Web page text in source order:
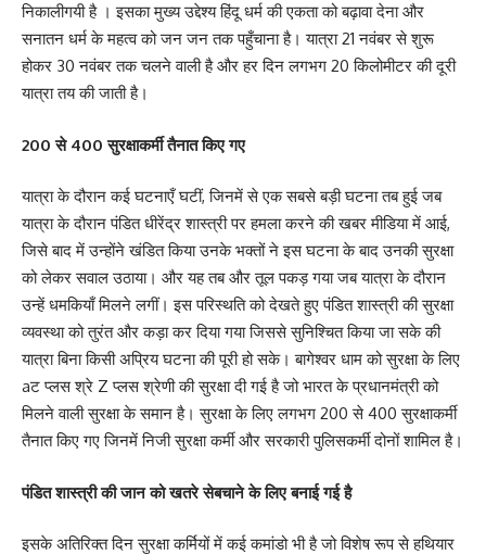
निकालीगयी है । इसका मुख्य उद्देश्य हिंदू धर्म की एकता को बढ़ावा देना और
सनातन धर्म के महत्व को जन जन तक पहुँचाना है। यात्रा 21 नवंबर से शुरू
होकर 30 नवंबर तक चलने वाली है और हर दिन लगभग 20 किलोमीटर की दूरी
यात्रा तय की जाती है।
200 से 400 सुरक्षाकर्मी तैनात किए गए
यात्रा के दौरान कई घटनाएँ घटीं, जिनमें से एक सबसे बड़ी घटना तब हुई जब
यात्रा के दौरान पंडित धीरेंद्र शास्त्री पर हमला करने की खबर मीडिया में आई,
जिसे बाद में उन्होंने खंडित किया उनके भक्तों ने इस घटना के बाद उनकी सुरक्षा
को लेकर सवाल उठाया। और यह तब और तूल पकड़ गया जब यात्रा के दौरान
उन्हें धमकियाँ मिलने लगीं। इस परिस्थति को देखते हुए पंडित शास्त्री की सुरक्षा
व्यवस्था को तुरंत और कड़ा कर दिया गया जिससे सुनिश्चित किया जा सके की
यात्रा बिना किसी अप्रिय घटना की पूरी हो सके। बागेश्वर धाम को सुरक्षा के लिए
aट प्लस श्रे Z प्लस श्रेणी की सुरक्षा दी गई है जो भारत के प्रधानमंत्री को
मिलने वाली सुरक्षा के समान है। सुरक्षा के लिए लगभग 200 से 400 सुरक्षाकर्मी
तैनात किए गए जिनमें निजी सुरक्षा कर्मी और सरकारी पुलिसकर्मी दोनों शामिल है।
पंडित शास्त्री की जान को खतरे सेबचाने के लिए बनाई गई है
इसके अतिरिक्त दिन सुरक्षा कर्मियों में कई कमांडो भी है जो विशेष रूप से हथियार